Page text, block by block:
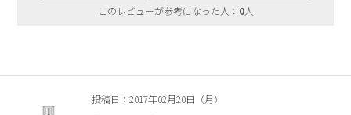
このレビューが参考になった人： 0人
投稿日：2017年02月20日（月）